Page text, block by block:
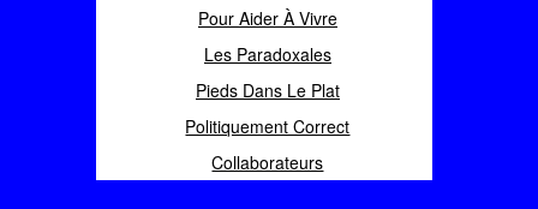
Pour Aider À Vivre
Les Paradoxales
Pieds Dans Le Plat
Politiquement Correct
Collaborateurs